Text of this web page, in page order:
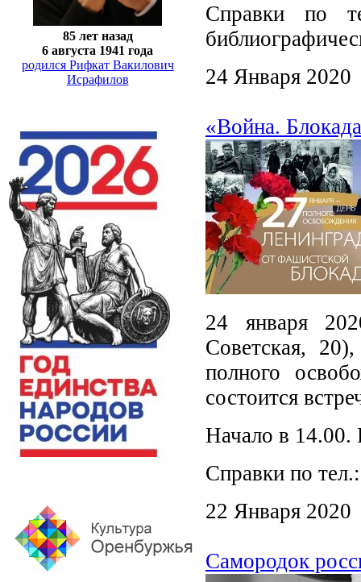
85 лет назад
6 августа 1941 года
родился Рифкат Вакилович
Исрафилов
Справки по
24 Января 2020
«Война.
24 января
Советская,
полного
состоится
Начало в 14.00.
Справки по
22 Января 2020
Самородок